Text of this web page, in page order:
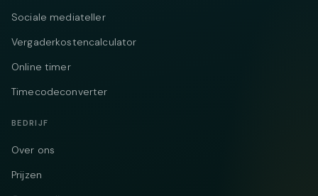
Sociale mediateller
Vergaderkostencalculator
Online timer
Timecodeconverter
BEDRIJF
Over ons
Prijzen